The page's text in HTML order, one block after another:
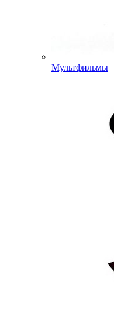
Мультфильмы